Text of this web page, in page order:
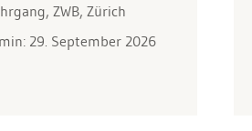
ZWB, Zürich
29. September 2026